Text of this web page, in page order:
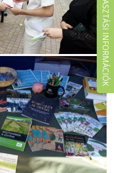
VÁLASZTÁSI INFORMÁCIÓK